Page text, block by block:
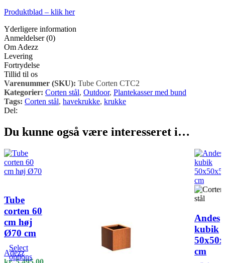
Produktblad – klik her
Yderligere information
Anmeldelser (0)
Om Adezz
Levering
Fortrydelse
Tillid til os
Varenummer (SKU): Tube Corten CTC2
Kategorier: Corten stål, Outdoor, Plantekasser med bund
Tags: Corten stål, havekrukke, krukke
Del:
Du kunne også være interesseret i…
Select
options
Tube
corten 60
cm høj
Ø70 cm
Adezz
Andes
kubik
cm